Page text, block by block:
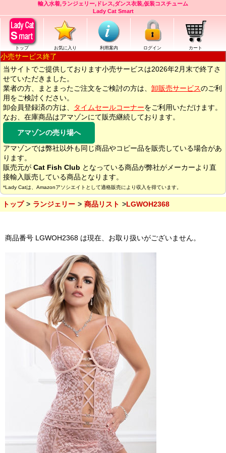
輸入水着,ランジェリー,ドレス,ダンス衣装,仮装コスチューム
Lady Cat Smart
トップ お気に入り 利用案内 ログイン カート
小売サービス終了
当サイトでご提供しております小売サービスは2026年2月末で終了さ
せていただきました。
業者の方、まとまったご注文をご検討の方は、 卸販売サービスのご利
用をご検討ください。
卸会員登録済の方は、
タイムセールコーナーをご利用いただけます。
なお、在庫商品はアマゾンにて販売継続しております。
アマゾンの売り場へ
アマゾンでは弊社以外も同じ商品やコピー品を販売している場合があ
ります。
販売元が Cat Fish Club となっている商品が弊社がメーカーより直
接輸入販売している商品となります。
*Lady Catは、Amazonアソシエイトとして適格販売により収入を得ています。
トップ ランジェリー 商品リスト LGWOH2368
商品番号 LGWOH2368 は現在、お取り扱いがございません。